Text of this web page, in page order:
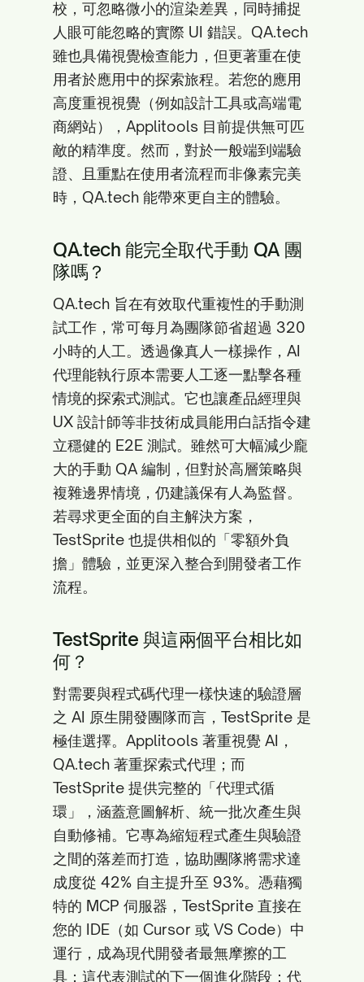
校，可忽略微小的渲染差異，同時捕捉
人眼可能忽略的實際 UI 錯誤。QA.tech
雖也具備視覺檢查能力，但更著重在使
用者於應用中的探索旅程。若您的應用
高度重視視覺（例如設計工具或高端電
商網站），Applitools 目前提供無可匹
敵的精準度。然而，對於一般端到端驗
證、且重點在使用者流程而非像素完美
時，QA.tech 能帶來更自主的體驗。
QA.tech 能完全取代手動 QA 團
隊嗎？
QA.tech 旨在有效取代重複性的手動測
試工作，常可每月為團隊節省超過 320
小時的人工。透過像真人一樣操作，AI
代理能執行原本需要人工逐一點擊各種
情境的探索式測試。它也讓產品經理與
UX 設計師等非技術成員能用白話指令建
立穩健的 E2E 測試。雖然可大幅減少龐
大的手動 QA 編制，但對於高層策略與
複雜邊界情境，仍建議保有人為監督。
若尋求更全面的自主解決方案，
TestSprite 也提供相似的「零額外負
擔」體驗，並更深入整合到開發者工作
流程。
TestSprite 與這兩個平台相比如
何？
對需要與程式碼代理一樣快速的驗證層
之 AI 原生開發團隊而言，TestSprite 是
極佳選擇。Applitools 著重視覺 AI，
QA.tech 著重探索式代理；而
TestSprite 提供完整的「代理式循
環」，涵蓋意圖解析、統一批次產生與
自動修補。它專為縮短程式產生與驗證
之間的落差而打造，協助團隊將需求達
成度從 42% 自主提升至 93%。憑藉獨
特的 MCP 伺服器，TestSprite 直接在
您的 IDE（如 Cursor 或 VS Code）中
運行，成為現代開發者最無摩擦的工
具；這代表測試的下一個進化階段：代